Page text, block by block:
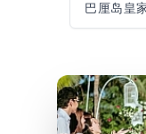
巴厘岛皇